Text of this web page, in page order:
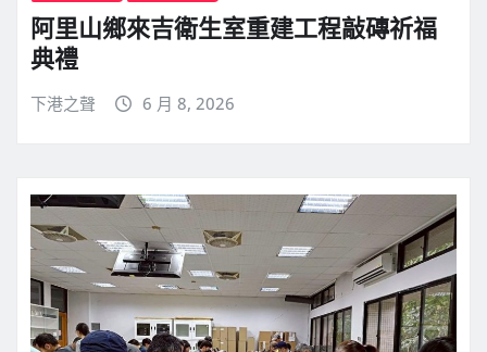
阿里山鄉來吉衛生室重建工程敲磚祈福
典禮
下港之聲 6 月 8, 2026